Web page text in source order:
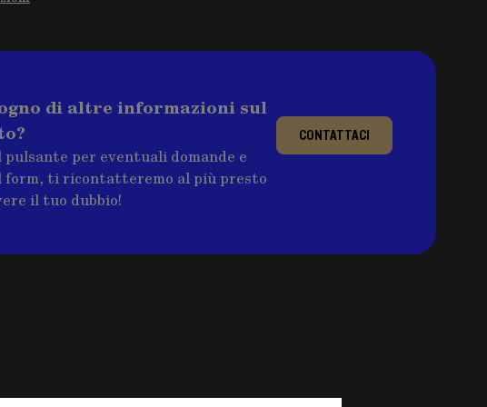
di altre informazioni sul
pulsante per eventuali domande e
form, ti ricontatteremo al più presto
il tuo dubbio!
CONTATTACI